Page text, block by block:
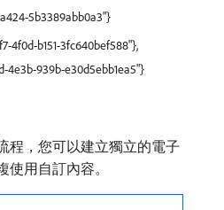
5b3389abb0a3"}
4f0d-b151-3fc640bef588"},
4e3b-939b-e30d5ebb1ea5"}
程，您可以建立獨立的電子
用自訂內容。